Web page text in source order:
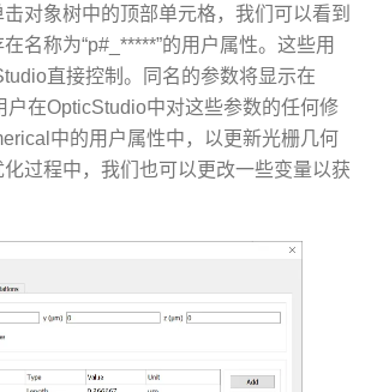
对象树中的顶部单元格，我们可以看到
名称为“p#_*****”的用户属性。这些用
直接控制。同名的参数将显示在
户在OpticStudio中对这些参数的任何修
中的用户属性中，以更新光栅几何
过程中，我们也可以更改一些变量以获